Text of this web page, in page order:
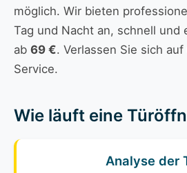
möglich. Wir bieten
Tag und Nacht an, schnell
ab 69 €. Verlassen Sie sich
Service.
Wie läuft eine
Analyse der